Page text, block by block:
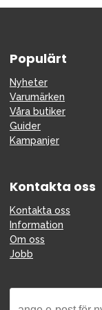
Populärt
Nyheter
Varumärken
Våra butiker
Guider
Kampanjer
Kontakta oss
Kontakta oss
Information
Om oss
Jobb
Sol
Kontakta